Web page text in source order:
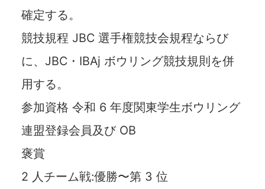
確定する。
競技規程 JBC 選手権競技会規程ならび
に、JBC・IBAj ボウリング競技規則を併
用する。
参加資格 令和 6 年度関東学生ボウリング
連盟登録会員及び OB
褒賞
2 人チーム戦:優勝〜第 3 位